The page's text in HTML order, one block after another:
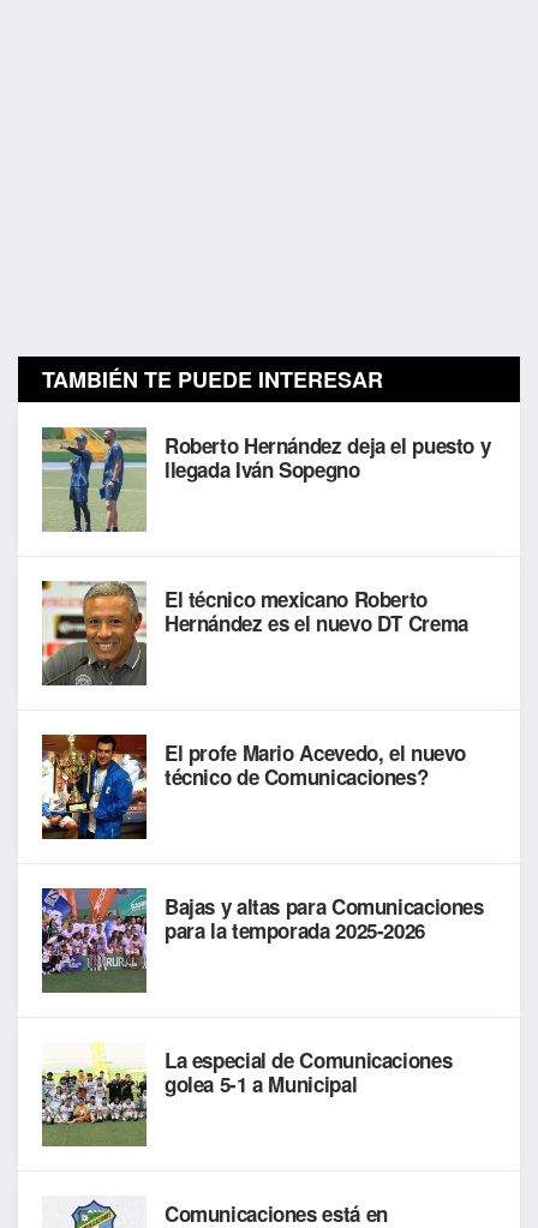
TAMBIÉN TE PUEDE INTERESAR
Roberto Hernández deja el puesto y
llegada Iván Sopegno
El técnico mexicano Roberto
Hernández es el nuevo DT Crema
El profe Mario Acevedo, el nuevo
técnico de Comunicaciones?
Bajas y altas para Comunicaciones
para la temporada 2025-2026
La especial de Comunicaciones
golea 5-1 a Municipal
Comunicaciones está en